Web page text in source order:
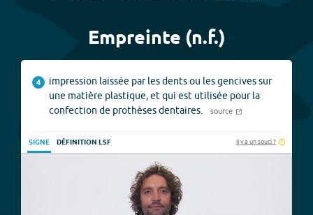
Empreinte (n.f.)
4
impression laissée par les dents ou les gencives sur
une matière plastique, et qui est utilisée pour la
confection de prothèses dentaires.
source
SIGNE DÉFINITION LSF Il y a un souci ?